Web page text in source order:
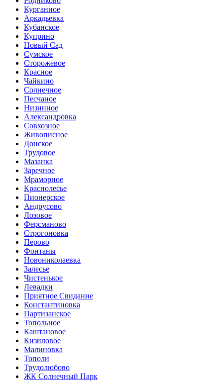
Курганное
Аркадьевка
Кубанское
Куприно
Новый Сад
Сумское
Сторожевое
Красное
Чайкино
Солнечное
Песчаное
Низинное
Александровка
Совхозное
Живописное
Донское
Трудовое
Мазанка
Заречное
Мраморное
Краснолесье
Пионерское
Андрусово
Лозовое
Ферсманово
Строгоновка
Перово
Фонтаны
Новониколаевка
Залесье
Чистенькое
Левадки
Приятное Свидание
Константиновка
Партизанское
Топольное
Каштановое
Кизиловое
Малиновка
Тополи
Трудолюбово
ЖК Солнечный Парк